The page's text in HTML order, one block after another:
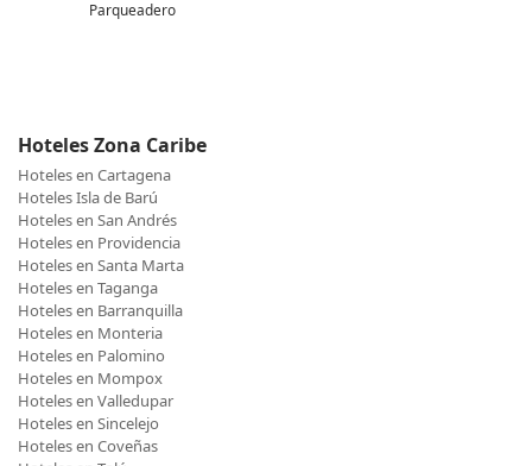
Parqueadero
Hoteles Zona Caribe
Hoteles en Cartagena
Hoteles Isla de Barú
Hoteles en San Andrés
Hoteles en Providencia
Hoteles en Santa Marta
Hoteles en Taganga
Hoteles en Barranquilla
Hoteles en Monteria
Hoteles en Palomino
Hoteles en Mompox
Hoteles en Valledupar
Hoteles en Sincelejo
Hoteles en Coveñas